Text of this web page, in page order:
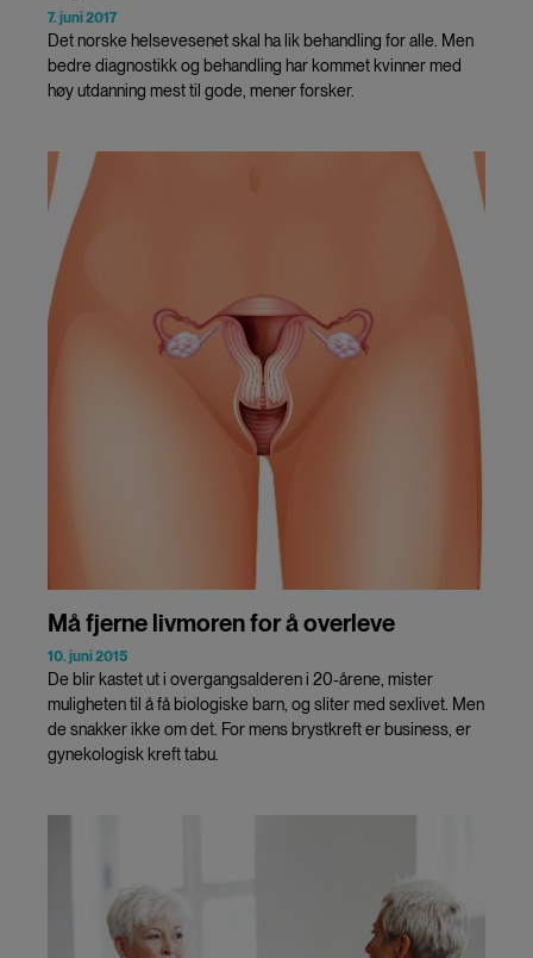
7. juni 2017
Det norske helsevesenet skal ha lik behandling for alle. Men
bedre diagnostikk og behandling har kommet kvinner med
høy utdanning mest til gode, mener forsker.
Må fjerne livmoren for å overleve
10. juni 2015
De blir kastet ut i overgangsalderen i 20-årene, mister
muligheten til å få biologiske barn, og sliter med sexlivet. Men
de snakker ikke om det. For mens brystkreft er business, er
gynekologisk kreft tabu.